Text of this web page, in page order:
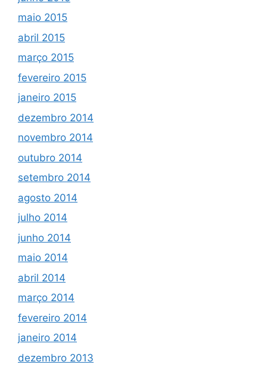
maio 2015
abril 2015
março 2015
fevereiro 2015
janeiro 2015
dezembro 2014
novembro 2014
outubro 2014
setembro 2014
agosto 2014
julho 2014
junho 2014
maio 2014
abril 2014
março 2014
fevereiro 2014
janeiro 2014
dezembro 2013